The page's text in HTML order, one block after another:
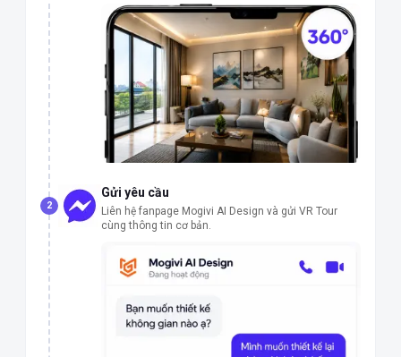
2
Gửi yêu cầu
Liên hệ fanpage Mogivi AI Design và gửi VR Tour
cùng thông tin cơ bản.